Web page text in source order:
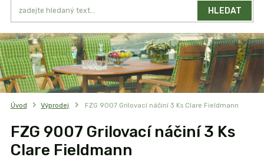
HLEDAT
Úvod Výprodej FZG 9007 Grilovací náčiní 3 Ks Clare Fieldmann
FZG 9007 Grilovací náčiní 3 Ks
Clare Fieldmann